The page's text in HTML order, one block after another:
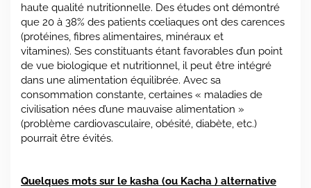
haute qualité nutritionnelle. Des études ont démontré
que 20 à 38% des patients cœliaques ont des carences
(protéines, fibres alimentaires, minéraux et
vitamines). Ses constituants étant favorables d’un point
de vue biologique et nutritionnel, il peut être intégré
dans une alimentation équilibrée. Avec sa
consommation constante, certaines « maladies de
civilisation nées d’une mauvaise alimentation »
(problème cardiovasculaire, obésité, diabète, etc.)
pourrait être évités.
Quelques mots sur le kasha (ou Kacha ) alternative